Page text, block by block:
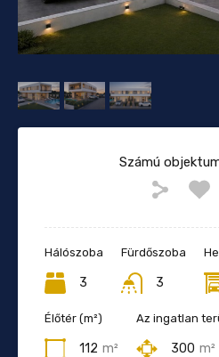
Számú
Hálószoba
3
Fürdőszoba
3
Élőtér (m²)
112 m²
Az ingatlan
300 m²